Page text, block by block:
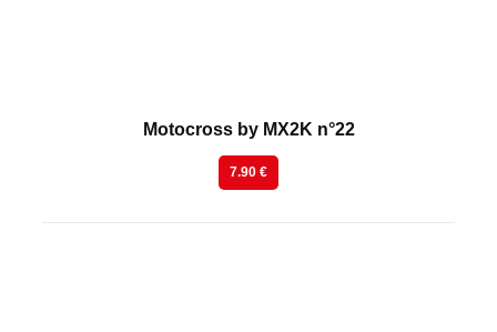
Motocross by MX2K n°22
7.90 €